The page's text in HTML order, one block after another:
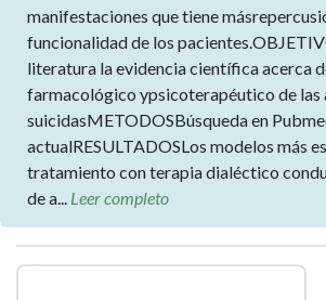
manifestaciones que tiene
funcionalidad de los
literatura la evidencia científica acerca
farmacológico ypsicoterapéutico de las
suicidasMETODOSBúsqueda en
actualRESULTADOSLos modelos más
tratamiento con terapia dialéctico
de a... Leer completo